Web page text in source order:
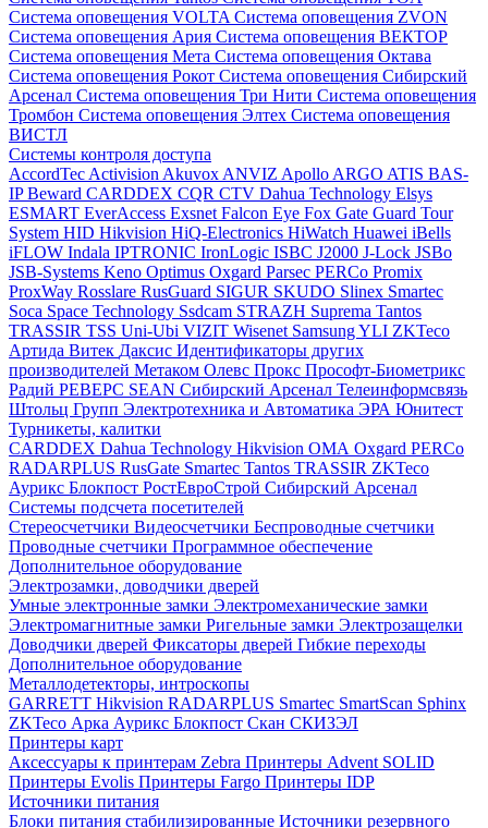
Система оповещения VOLTA Система оповещения ZVON
Система оповещения Ария Система оповещения ВЕКТОР
Система оповещения Мета Система оповещения Октава
Система оповещения Рокот Система оповещения Сибирский
Арсенал Система оповещения Три Нити Система оповещения
Тромбон Система оповещения Элтех Система оповещения
ВИСТЛ
Системы контроля доступа
AccordTec Activision Akuvox ANVIZ Apollo ARGO ATIS BAS-
IPBeward CARDDEX CQR CTV Dahua Technology Elsys
ESMART EverAccess Exsnet Falcon Eye Fox Gate Guard Tour
System HID Hikvision HiQ-Electronics HiWatch Huawei iBells
iFLOW Indala IPTRONIC IronLogic ISBC J2000 J-Lock JSBo
JSB-Systems Keno Optimus Oxgard Parsec PERCo Promix
ProxWay Rosslare RusGuard SIGUR SKUDO Slinex Smartec
Soca Space Technology Ssdcam STRAZH Suprema Tantos
TRASSIR TSS Uni-Ubi VIZIT Wisenet SamsungYLI ZKTeco
Артида Витек Даксис Идентификаторы других
производителей Метаком Олевс Прокс Прософт-Биометрикс
Радий РЕВЕРС SEAN Сибирский Арсенал Телеинформсвязь
Штольц Групп Электротехника и Автоматика ЭРА Юнитест
Турникеты, калитки
CARDDEX Dahua Technology Hikvision ОМА Oxgard PERCo
RADARPLUS RusGate Smartec Tantos TRASSIR ZKTeco
Аурикс Блокпост РостЕвроСтрой Сибирский Арсенал
Системы подсчета посетителей
Стереосчетчики Видеосчетчики Беспроводные счетчики
Проводные счетчики Программное обеспечение
Дополнительное оборудование
Электрозамки, доводчики дверей
Умные электронные замки Электромеханические замки
Электромагнитные замки Ригельные замки Электрозащелки
Доводчики дверей Фиксаторы дверей Гибкие переходы
Дополнительное оборудование
Металлодетекторы, интроскопы
GARRETT Hikvision RADARPLUS Smartec SmartScan Sphinx
ZKTeco Арка Аурикс Блокпост Скан СКИЗЭЛ
Принтеры карт
Аксессуары к принтерам Zebra Принтеры Advent SOLID
Принтеры Evolis Принтеры Fargo Принтеры IDP
Источники питания
Блоки питания стабилизированные Источники резервного